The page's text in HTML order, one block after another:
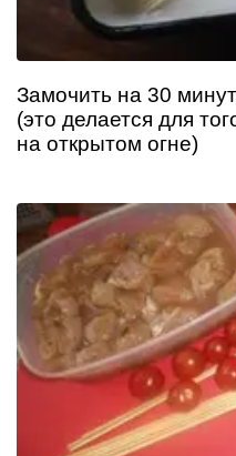
Замочить на 30
(это делается для
на открытом огне)